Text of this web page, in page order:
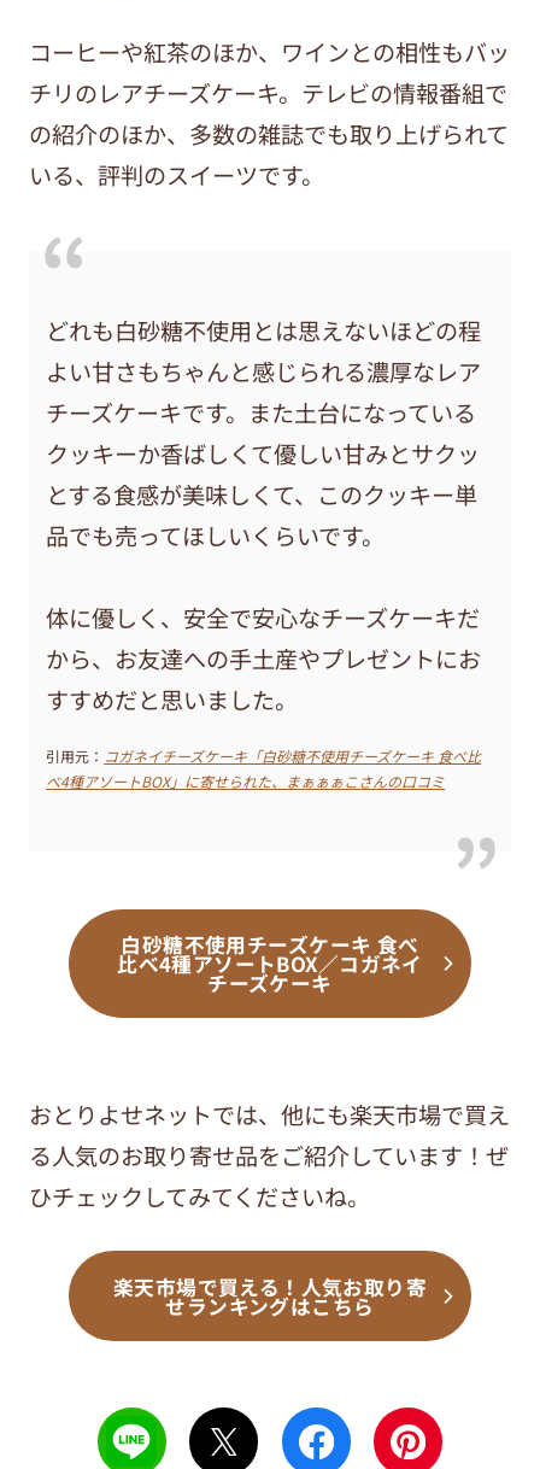
コーヒーや紅茶のほか、ワインとの相性もバッ
チリのレアチーズケーキ。テレビの情報番組で
の紹介のほか、多数の雑誌でも取り上げられて
いる、評判のスイーツです。
どれも白砂糖不使用とは思えないほどの程
よい甘さもちゃんと感じられる濃厚なレア
チーズケーキです。また土台になっている
クッキーか香ばしくて優しい甘みとサクッ
とする食感が美味しくて、このクッキー単
品でも売ってほしいくらいです。
体に優しく、安全で安心なチーズケーキだ
から、お友達への手土産やプレゼントにお
すすめだと思いました。
引用元： コガネイチーズケーキ「白砂糖不使用チーズケーキ 食べ比
べ4種アソートBOX」に寄せられた、まぁぁぁこさんの口コミ
白砂糖不使用チーズケーキ 食べ
比べ4種アソートBOX／コガネイ
チーズケーキ
おとりよせネットでは、他にも楽天市場で買え
る人気のお取り寄せ品をご紹介しています！ぜ
ひチェックしてみてくださいね。
楽天市場で買える！人気お取り寄
せランキングはこちら